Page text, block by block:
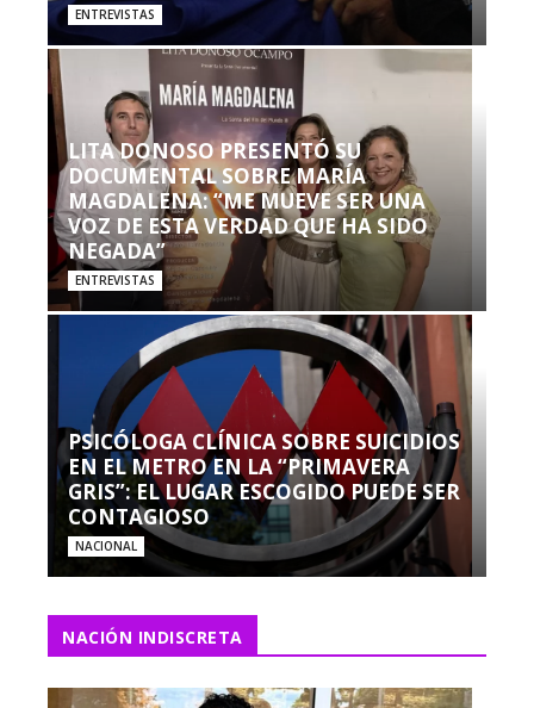
ENTREVISTAS
LITA DONOSO PRESENTÓ SU
DOCUMENTAL SOBRE MARÍA
MAGDALENA: “ME MUEVE SER UNA
VOZ DE ESTA VERDAD QUE HA SIDO
NEGADA”
ENTREVISTAS
PSICÓLOGA CLÍNICA SOBRE SUICIDIOS
EN EL METRO EN LA “PRIMAVERA
GRIS”: EL LUGAR ESCOGIDO PUEDE SER
CONTAGIOSO
NACIONAL
NACIÓN INDISCRETA